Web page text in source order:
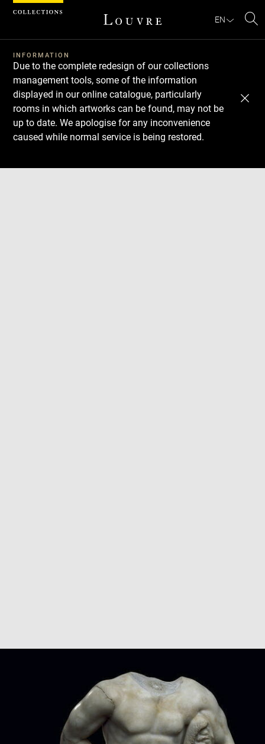
EN
INFORMATION
Due to the complete redesign of our collections
management tools, some of the information
displayed in our online catalogue, particularly
rooms in which artworks can be found, may not be
up to date. We apologise for any inconvenience
caused while normal service is being restored.
Download
Next
Previous
Cookies management panel